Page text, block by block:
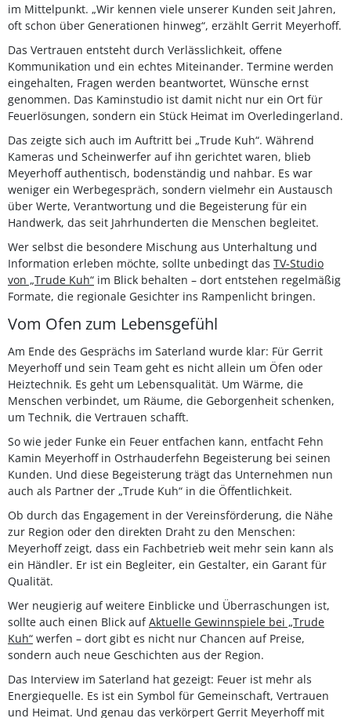
im Mittelpunkt. „Wir kennen viele unserer Kunden seit Jahren,
oft schon über Generationen hinweg“, erzählt Gerrit Meyerhoff.
Das Vertrauen entsteht durch Verlässlichkeit, offene
Kommunikation und ein echtes Miteinander. Termine werden
eingehalten, Fragen werden beantwortet, Wünsche ernst
genommen. Das Kaminstudio ist damit nicht nur ein Ort für
Feuerlösungen, sondern ein Stück Heimat im Overledingerland.
Das zeigte sich auch im Auftritt bei „Trude Kuh“. Während
Kameras und Scheinwerfer auf ihn gerichtet waren, blieb
Meyerhoff authentisch, bodenständig und nahbar. Es war
weniger ein Werbegespräch, sondern vielmehr ein Austausch
über Werte, Verantwortung und die Begeisterung für ein
Handwerk, das seit Jahrhunderten die Menschen begleitet.
Wer selbst die besondere Mischung aus Unterhaltung und
Information erleben möchte, sollte unbedingt das TV-Studio
von „Trude Kuh“ im Blick behalten – dort entstehen regelmäßig
Formate, die regionale Gesichter ins Rampenlicht bringen.
Vom Ofen zum Lebensgefühl
Am Ende des Gesprächs im Saterland wurde klar: Für Gerrit
Meyerhoff und sein Team geht es nicht allein um Öfen oder
Heiztechnik. Es geht um Lebensqualität. Um Wärme, die
Menschen verbindet, um Räume, die Geborgenheit schenken,
um Technik, die Vertrauen schafft.
So wie jeder Funke ein Feuer entfachen kann, entfacht Fehn
Kamin Meyerhoff in Ostrhauderfehn Begeisterung bei seinen
Kunden. Und diese Begeisterung trägt das Unternehmen nun
auch als Partner der „Trude Kuh“ in die Öffentlichkeit.
Ob durch das Engagement in der Vereinsförderung, die Nähe
zur Region oder den direkten Draht zu den Menschen:
Meyerhoff zeigt, dass ein Fachbetrieb weit mehr sein kann als
ein Händler. Er ist ein Begleiter, ein Gestalter, ein Garant für
Qualität.
Wer neugierig auf weitere Einblicke und Überraschungen ist,
sollte auch einen Blick aufAktuelle Gewinnspiele bei „Trude
Kuh“ werfen – dort gibt es nicht nur Chancen auf Preise,
sondern auch neue Geschichten aus der Region.
Das Interview im Saterland hat gezeigt: Feuer ist mehr als
Energiequelle. Es ist ein Symbol für Gemeinschaft, Vertrauen
und Heimat. Und genau das verkörpert Gerrit Meyerhoff mit